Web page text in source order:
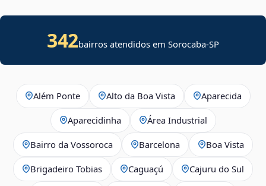
342bairros atendidos em Sorocaba-SP
Além Ponte Alto da Boa Vista Aparecida
Aparecidinha Área Industrial
Bairro da Vossoroca Barcelona Boa Vista
Brigadeiro Tobias Caguaçú Cajuru do Sul